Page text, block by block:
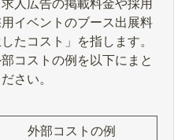
人広告の掲載料金や採用
イベントのブース出展料
たコスト」を指します。
コストの例を以下にまと
さい。
外部コストの例